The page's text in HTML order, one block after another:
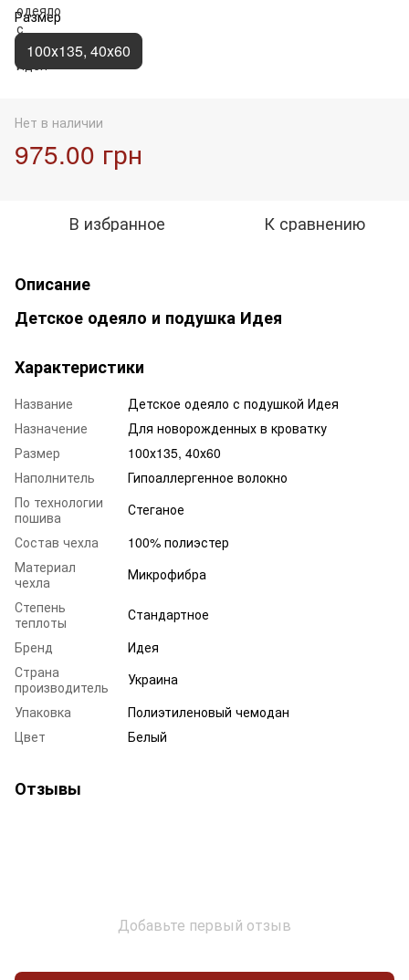
Размер
100х135, 40х60
Нет в наличии
975.00 грн
В избранное К сравнению
Описание
Детское одеяло и подушка Идея
Характеристики
Название
Детское одеяло с подушкой Идея
Назначение
Для новорожденных в кроватку
Размер
100х135, 40х60
Наполнитель
Гипоаллергенное волокно
По технологии
пошива
Стеганое
Состав чехла
100% полиэстер
Материал
чехла
Микрофибра
Степень
теплоты
Стандартное
Бренд
Идея
Страна
производитель
Украина
Упаковка
Полиэтиленовый чемодан
Цвет
Белый
Отзывы
Добавьте первый отзыв